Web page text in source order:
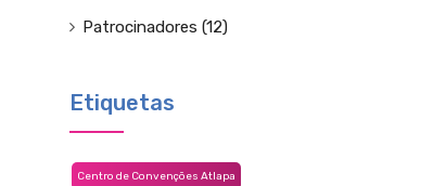
Patrocinadores (12)
Etiquetas
Centro de Convenções Atlapa